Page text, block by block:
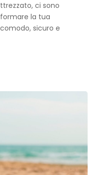
ci sono
la tua
sicuro e